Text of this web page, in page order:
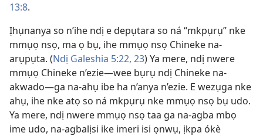
13:8.
Ịhụnanya so n’ihe ndị e depụtara so ná “mkpụrụ” nke
mmụọ nsọ, ma ọ bụ, ihe mmụọ nsọ Chineke na-
arụpụta. (Ndị Galeshia 5:22, 23) Ya mere, ndị nwere
mmụọ Chineke n’ezie—wee bụrụ ndị Chineke na-
akwado—ga na-ahụ ibe ha n’anya n’ezie. E wezụga nke
ahụ, ihe nke atọ so ná mkpụrụ nke mmụọ nsọ bụ udo.
Ya mere, ndị nwere mmụọ nsọ taa ga na-agba mbọ
ime udo, na-agbalịsi ike imeri isi ọnwụ, ịkpa ókè